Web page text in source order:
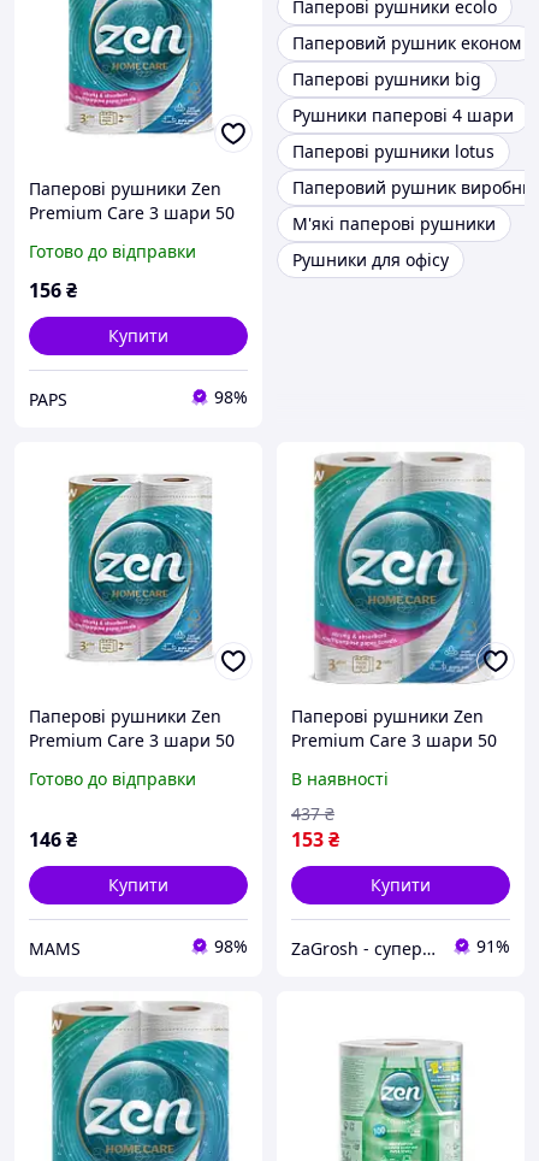
Паперові рушники Zen
Premium Care 3 шари 50
(5944582100275)
Готово до відправки
156₴
Купити
PAPS 98%
Паперові рушники ecolo
Паперовий рушник економ
Паперові рушники big
Рушники паперові 4 шари
Паперові рушники lotus
Паперовий рушник
М'які паперові рушники
Рушники для офісу
Паперові рушники Zen
Premium Care 3 шари 50
(5944582100275) (f704543)
Готово до відправки
146₴
Купити
MAMS 98%
Паперові рушники Zen
Premium Care 3 шари 50
(5944582100275)
В наявності
153₴
437 ₴
Купити
ZaGrosh - супермаркет низьких цін 91%